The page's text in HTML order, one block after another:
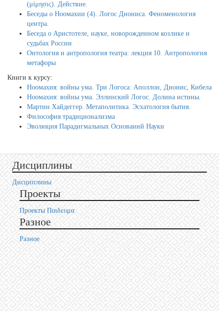
(μίμησις). Действие.
Беседы о Ноомахии (4). Логос Диониса. Феноменология
центра.
Беседа о Аристотеле, науке, новорожденном козлике и
судьбах России
Онтология и антропология театра: лекция 10. Антропология
метафоры
Книги к курсу:
Ноомахия: войны ума. Три Логоса: Аполлон, Дионис, Кибела
Ноомахия: войны ума. Эллинский Логос. Долина истины.
Мартин Хайдеггер. Метаполитика. Эсхатология бытия.
Философия традиционализма
Эволюция Парадигмальных Оснований Науки
Дисциплины
Дисциплины
Проекты
Проекты Пαιδευμα
Разное
Разное